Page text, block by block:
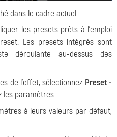
dans le cadre actuel.
les presets prêts à l'emploi
Les presets intégrés sont
déroulante au-dessus des
de l'effet, sélectionnez Preset -
les paramètres.
à leurs valeurs par défaut,